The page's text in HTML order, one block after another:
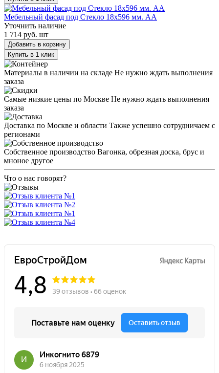
Мебельный фасад под Стекло 18х596 мм. АА
Уточнить наличие
1 714 руб. шт
Добавить в корзину
Купить в 1 клик
Материалы в наличии на складе Не нужно ждать выполнения
заказа
Самые низкие цены по Москве Не нужно ждать выполнения
заказа
Доставка по Москве и области Также успешно сотрудничаем с
регионами
Собственное производство Вагонка, обрезная доска, брус и
мноное другое
Что о нас говорят?